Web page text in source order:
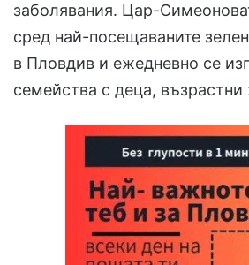
заболявания. Цар-
сред най-посещаваните
в Пловдив и ежедневно се
семейства с деца, възрастни